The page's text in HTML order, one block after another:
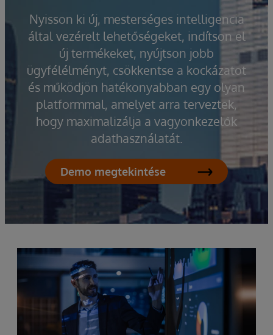
Nyisson ki új, mesterséges intelligencia
által vezérelt lehetőségeket, indítson el
új termékeket, nyújtson jobb
ügyfélélményt, csökkentse a kockázatot
és működjön hatékonyabban egy olyan
platformmal, amelyet arra terveztek,
hogy maximalizálja a vagyonkezelők
adathasználatát.
Demo megtekintése